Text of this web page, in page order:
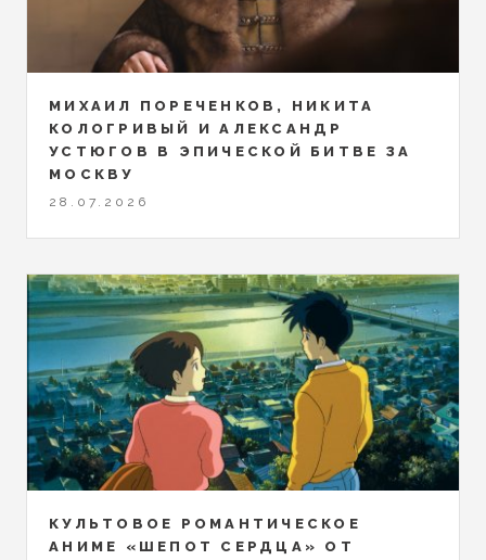
МИХАИЛ ПОРЕЧЕНКОВ, НИКИТА
КОЛОГРИВЫЙ И АЛЕКСАНДР
УСТЮГОВ В ЭПИЧЕСКОЙ БИТВЕ ЗА
МОСКВУ
28.07.2026
КУЛЬТОВОЕ РОМАНТИЧЕСКОЕ
АНИМЕ «ШЕПОТ СЕРДЦА» ОТ